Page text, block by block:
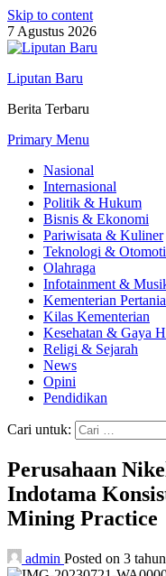
Skip to content
7 Agustus 2026
Liputan Baru
Berita Terbaru
Primary Menu
Nasional
Internasional
Politik & Hukum
Bisnis & Ekonomi
Pariwisata & Kuliner
Teknologi &
Olahraga
Infotainment &
Kementerian
Kilas Kementerian
Kesehatan & Gaya
Religi & Sejarah
News
Opini
Pendidikan
Cari untuk:
Perusahaan
Indotama
Mining Practice
admin Posted on 3